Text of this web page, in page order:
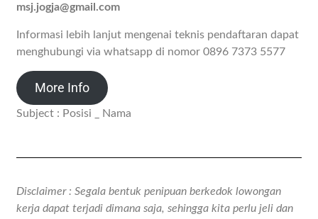
msj.jogja@gmail.com
Informasi lebih lanjut mengenai teknis pendaftaran dapat
menghubungi via whatsapp di nomor 0896 7373 5577
More Info
Subject : Posisi _ Nama
Disclaimer : Segala bentuk penipuan berkedok lowongan
kerja dapat terjadi dimana saja, sehingga kita perlu jeli dan